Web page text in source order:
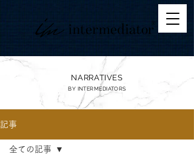
NARRATIVES
BY INTERMEDIATORS
記事
全ての記事